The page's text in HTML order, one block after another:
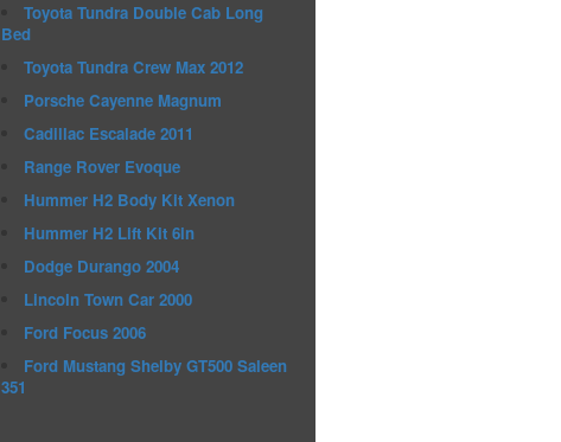
Toyota Tundra Double Cab Long
Bed
Toyota Tundra Crew Max 2012
Porsche Cayenne Magnum
Cadillac Escalade 2011
Range Rover Evoque
Hummer H2 Body Kit Xenon
Hummer H2 Lift Kit 6in
Dodge Durango 2004
Lincoln Town Car 2000
Ford Focus 2006
Ford Mustang Shelby GT500 Saleen
351